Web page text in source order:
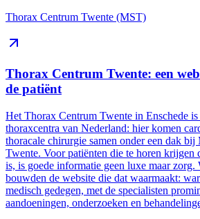
Thorax Centrum Twente (MST)
Thorax Centrum Twente: een
de patiënt
Het Thorax Centrum Twente in Enschede
thoraxcentra van Nederland: hier komen
thoracale chirurgie samen onder een dak bij
Twente. Voor patiënten die te horen krijgen
is, is goede informatie geen luxe maar
bouwden de website die dat waarmaakt:
medisch gedegen, met de specialisten
aandoeningen, onderzoeken en